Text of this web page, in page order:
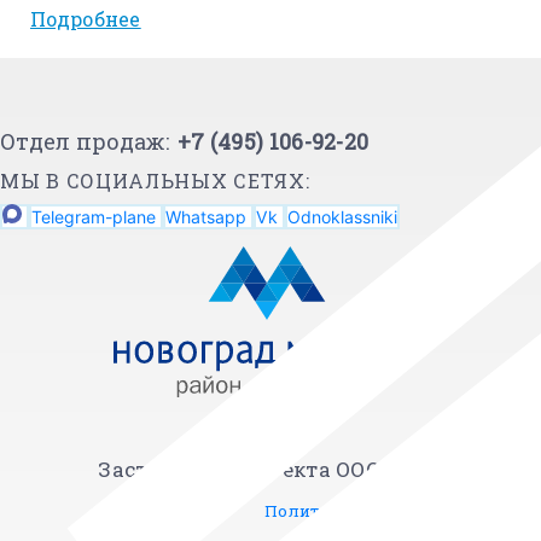
Подробнее
Отдел продаж: +7 (495) 106-92-20
МЫ В СОЦИАЛЬНЫХ СЕТЯХ:
Telegram-plane Whatsapp Vk Odnoklassniki
Застройщик проекта ООО СЗ "Аверус"
Политика обработки данных